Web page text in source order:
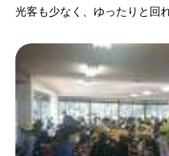
光客も少なく、ゆったりと回